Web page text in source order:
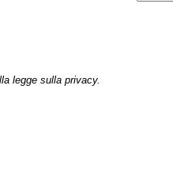
legge sulla privacy.